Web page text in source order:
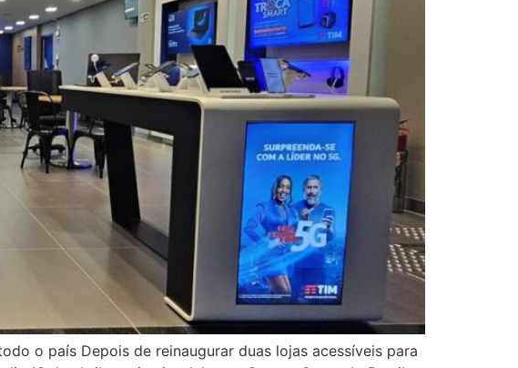
o país Depois de reinaugurar duas lojas acessíveis para